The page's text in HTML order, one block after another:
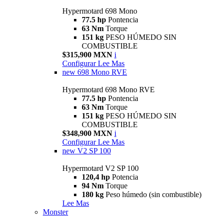
Hypermotard 698 Mono
77.5 hp Pontencia
63 Nm Torque
151 kg PESO HÚMEDO SIN
COMBUSTIBLE
$315,900 MXN i
Configurar Lee Mas
new 698 Mono RVE
Hypermotard 698 Mono RVE
77.5 hp Pontencia
63 Nm Torque
151 kg PESO HÚMEDO SIN
COMBUSTIBLE
$348,900 MXN i
Configurar Lee Mas
new V2 SP 100
Hypermotard V2 SP 100
120,4 hp Potencia
94 Nm Torque
180 kg Peso húmedo (sin combustible)
Lee Mas
Monster